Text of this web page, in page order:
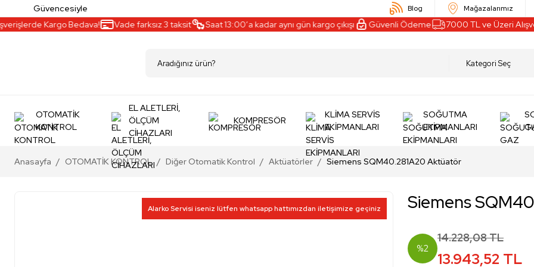
Güvencesiyle Blog Mağazalarımız
Kargo Bedava! Vade farksız 3 taksit Saat 13:00’a kadar aynı gün kargo çıkışı Güvenli Ödeme 7000 TL ve Üzeri
OTOMATİK
KONTROL
EL ALETLERİ,
ÖLÇÜM
CİHAZLARI
KOMPRESÖR
KLİMA SERVİS
EKİPMANLARI
SOĞUTMA
EKİPMANLARI
Anasayfa OTOMATİK KONTROL Diğer Otomatik Kontrol Aktüatörler Siemens SQM40.281A20 Aktüatör
Alarko Servisi iseniz lütfen whatsapp hattımızdan iletişimize geçiniz Siemens
%2
14.228,08 TL
13.943,52 TL